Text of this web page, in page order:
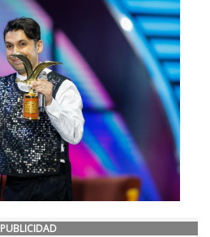
PUBLICIDAD